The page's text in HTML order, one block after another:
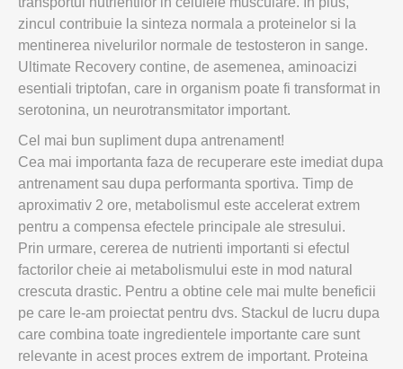
zincul contribuie la sinteza normala a proteinelor si la
mentinerea nivelurilor normale de testosteron in sange.
Ultimate Recovery contine, de asemenea, aminoacizi
esentiali triptofan, care in organism poate fi transformat in
serotonina, un neurotransmitator important.
Cel mai bun supliment dupa antrenament!
Cea mai importanta faza de recuperare este imediat dupa
antrenament sau dupa performanta sportiva. Timp de
aproximativ 2 ore, metabolismul este accelerat extrem
pentru a compensa efectele principale ale stresului.
Prin urmare, cererea de nutrienti importanti si efectul
factorilor cheie ai metabolismului este in mod natural
crescuta drastic. Pentru a obtine cele mai multe beneficii
pe care le-am proiectat pentru dvs. Stackul de lucru dupa
care combina toate ingredientele importante care sunt
relevante in acest proces extrem de important. Proteina